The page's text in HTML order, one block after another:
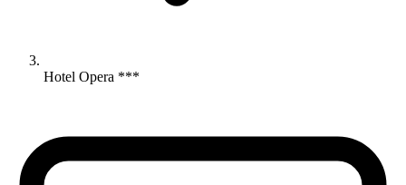
Hotel Opera ***